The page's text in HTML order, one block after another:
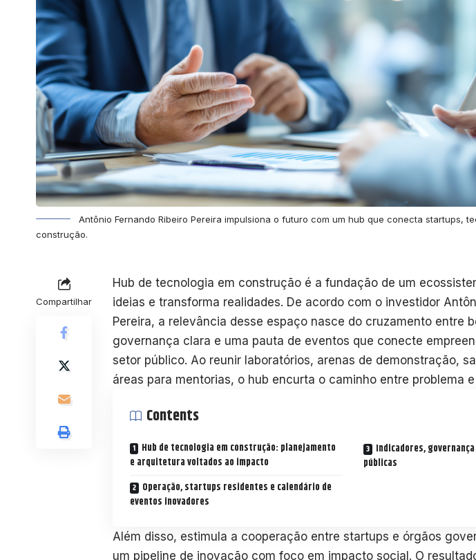
Antônio Fernando Ribeiro Pereira impulsiona o futuro com um hub que conecta startups,
construção.
Compartilhar
Hub de tecnologia em construção é a fundação de um
ideias e transforma realidades. De acordo com o investidor
Pereira, a relevância desse espaço nasce do cruzamento entre
governança clara e uma pauta de eventos que conecte
setor público. Ao reunir laboratórios, arenas de demonstração,
áreas para mentorias, o hub encurta o caminho entre problema
Contents
Hub de tecnologia em construção: planejamento
e arquitetura voltados ao impacto
Operação, startups residentes e calendário de
eventos inovadores
Indicadores,
públicas
Além disso, estimula a cooperação entre startups e órgãos
um pipeline de inovação com foco em impacto social. O